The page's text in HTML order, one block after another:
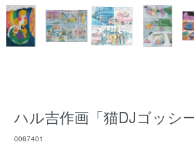
ハル吉作画「猫DJゴッシ
0067401